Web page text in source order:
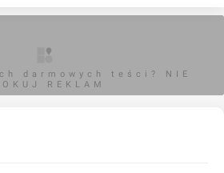
darmowych teści? NIE
REKLAM